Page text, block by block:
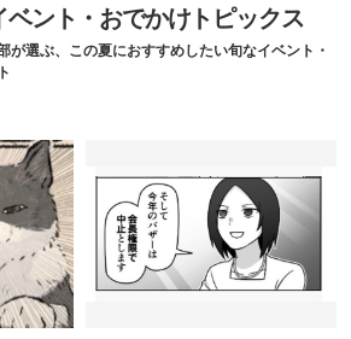
ベント・おでかけトピックス
が選ぶ、この夏におすすめしたい旬なイベント・